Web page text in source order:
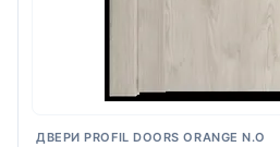
ДВЕРИ PROFIL DOORS ORANGE N.O